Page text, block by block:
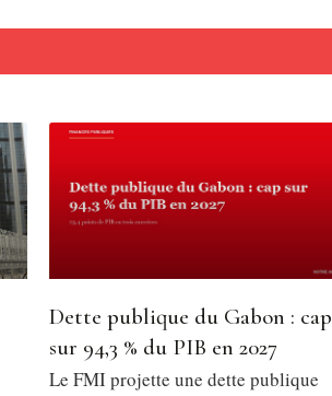
Dette publique du Gabon : cap
sur 94,3 % du PIB en 2027
Le FMI projette une dette publique